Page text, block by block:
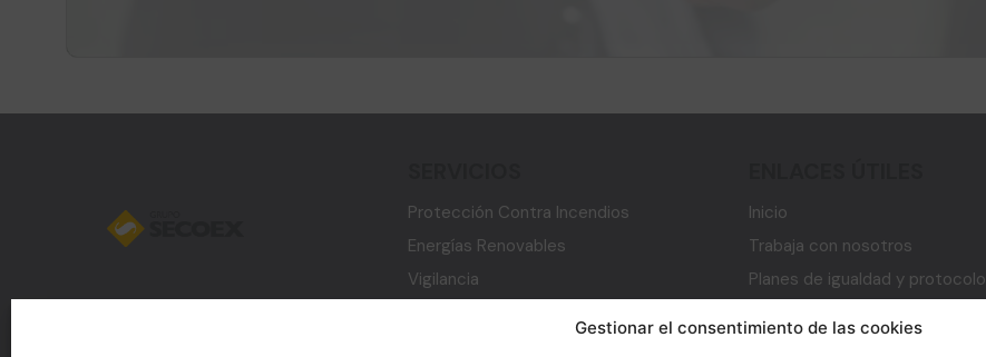
Gestionar el consentimiento de las cookies
Protección Contra Incendios
Energías Renovables
Vigilancia
Inicio
Trabaja con nosotros
Planes de igualdad y protocolo